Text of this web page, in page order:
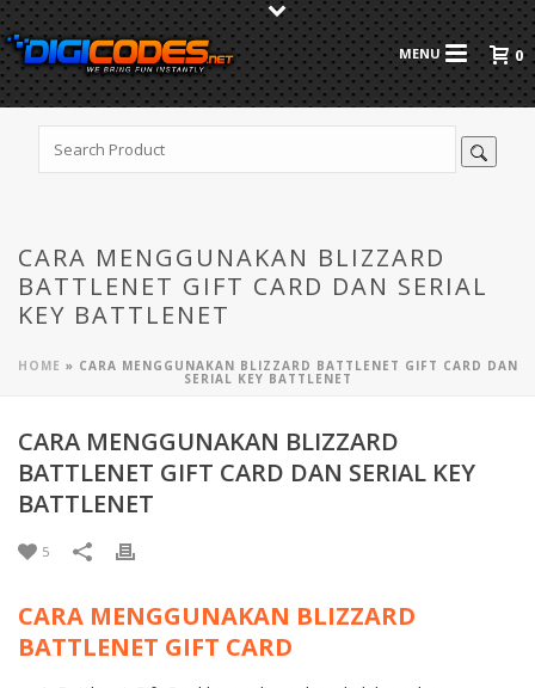
0
CARA MENGGUNAKAN BLIZZARD
BATTLENET GIFT CARD DAN SERIAL
KEY BATTLENET
HOME » CARA MENGGUNAKAN BLIZZARD BATTLENET GIFT CARD DAN
SERIAL KEY BATTLENET
CARA MENGGUNAKAN BLIZZARD
BATTLENET GIFT CARD DAN SERIAL KEY
BATTLENET
5
CARA MENGGUNAKAN BLIZZARD
BATTLENET GIFT CARD